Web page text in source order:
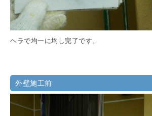
ヘラで均一に均し完了です。
外壁施工前